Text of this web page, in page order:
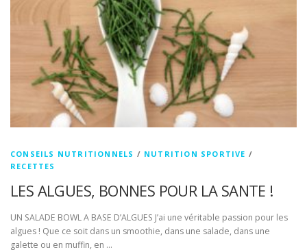
CONSEILS NUTRITIONNELS / NUTRITION SPORTIVE /
RECETTES
LES ALGUES, BONNES POUR LA SANTE !
UN SALADE BOWL A BASE D’ALGUES J’ai une véritable passion pour les
algues ! Que ce soit dans un smoothie, dans une salade, dans une
galette ou en muffin, en …